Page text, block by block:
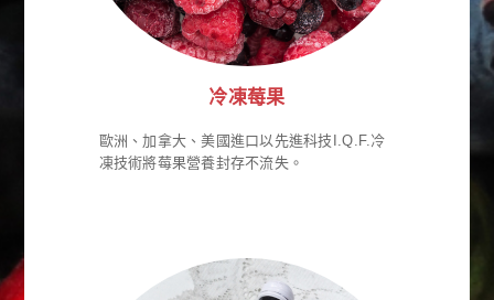
冷凍莓果
歐洲、加拿大、美國進口以先進科技I.Q.F.冷
凍技術將莓果營養封存不流失。